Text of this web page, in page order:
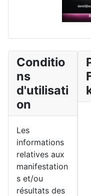
Conditio
ns
d'utilisati
on
Les
informations
relatives aux
manifestation
s et/ou
résultats des